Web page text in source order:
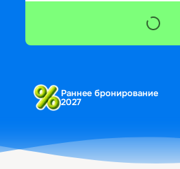
Раннее бронирование
2027